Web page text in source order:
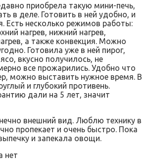
приобрела такую мини-печь,
в деле. Готовить в ней удобно, и
Есть несколько режимов работы:
нагрев, нижний нагрев,
а также конвекция. Можно
Готовила уже в ней пирог,
вкусно получилось, не
все прожарились. Удобно что
можно выставить нужное время. В
и глубокий противень.
дали на 5 лет, значит
внешний вид. Люблю технику в
пропекает и очень быстро. Пока
и запекала овощи.
нет